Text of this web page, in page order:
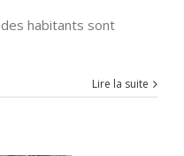
habitants sont
Lire la suite